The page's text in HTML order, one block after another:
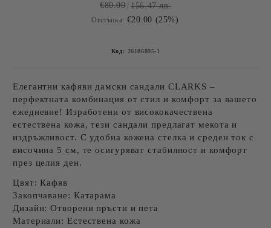
€80.00 156.47 лв.
Отстъпка: €20.00 (25%)
Код: 26186895-1
Елегантни кафяви дамски сандали CLARKS –
перфектната комбинация от стил и комфорт за вашето
ежедневие! Изработени от висококачествена
естествена кожа, тези сандали предлагат мекота и
издръжливост. Судобна кожена стелка исреден ток с
височина 5 см, те осигуряват стабилност и комфорт
през целия ден.
Цвят: Кафяв
Закопчаване: Катарама
Дизайн:Отворени пръсти и пета
Материали: Естествена кожа